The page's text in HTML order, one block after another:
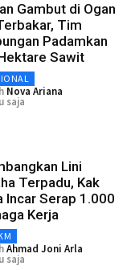
Gambut di Ogan
Tim
Padamkan
Sawit
Nova Ariana
saja
Lini
Terpadu, Kak
Incar Serap 1.000
Kerja
Ahmad Joni Arla
saja